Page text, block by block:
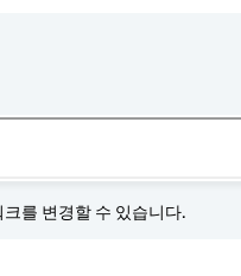
를 변경할 수 있습니다.